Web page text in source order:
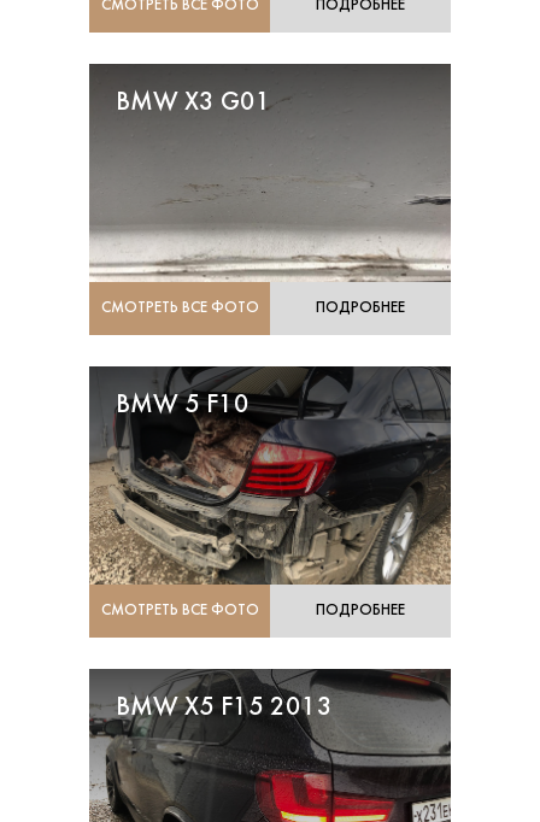
СМОТРЕТЬ ВСЕ ФОТО ПОДРОБНЕЕ
BMW X3 G01
СМОТРЕТЬ ВСЕ ФОТО ПОДРОБНЕЕ
BMW 5 F10
СМОТРЕТЬ ВСЕ ФОТО ПОДРОБНЕЕ
BMW X5 F15 2013